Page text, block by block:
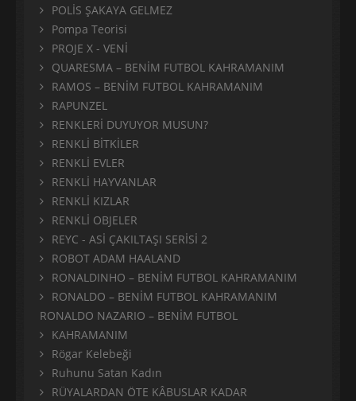
POLİS ŞAKAYA GELMEZ
Pompa Teorisi
PROJE X - VENİ
QUARESMA – BENİM FUTBOL KAHRAMANIM
RAMOS – BENİM FUTBOL KAHRAMANIM
RAPUNZEL
RENKLERİ DUYUYOR MUSUN?
RENKLİ BİTKİLER
RENKLİ EVLER
RENKLİ HAYVANLAR
RENKLİ KIZLAR
RENKLİ OBJELER
REYC - ASİ ÇAKILTAŞI SERİSİ 2
ROBOT ADAM HAALAND
RONALDINHO – BENİM FUTBOL KAHRAMANIM
RONALDO – BENİM FUTBOL KAHRAMANIM
RONALDO NAZARIO – BENİM FUTBOL
KAHRAMANIM
Rögar Kelebeği
Ruhunu Satan Kadın
RÜYALARDAN ÖTE KÂBUSLAR KADAR